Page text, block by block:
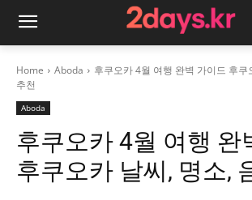
Home Aboda
후쿠오카 4월 여행 완벽 가이드 후쿠
추천
Aboda
후쿠오카 4월 여행 완
후쿠오카 날씨, 명소,